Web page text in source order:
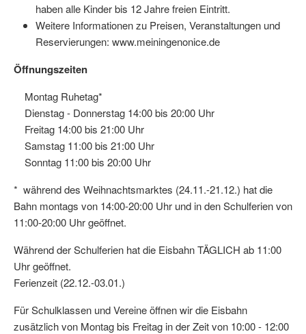
haben alle Kinder bis 12 Jahre freien Eintritt.
Weitere Informationen zu Preisen, Veranstaltungen und
Reservierungen: www.meiningenonice.de
Öffnungszeiten
Montag Ruhetag*
Dienstag - Donnerstag 14:00 bis 20:00 Uhr
Freitag 14:00 bis 21:00 Uhr
Samstag 11:00 bis 21:00 Uhr
Sonntag 11:00 bis 20:00 Uhr
* während des Weihnachtsmarktes (24.11.-21.12.) hat die
Bahn montags von 14:00-20:00 Uhr und in den Schulferien von
11:00-20:00 Uhr geöffnet.
Während der Schulferien hat die Eisbahn TÄGLICH ab 11:00
Uhr geöffnet.
Ferienzeit (22.12.-03.01.)
Für Schulklassen und Vereine öffnen wir die Eisbahn
zusätzlich von Montag bis Freitag in der Zeit von 10:00 - 12:00